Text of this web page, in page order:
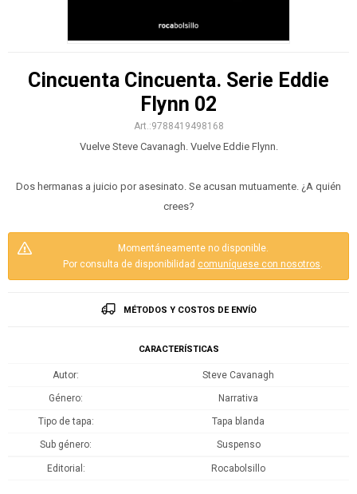
Cincuenta Cincuenta. Serie Eddie
Flynn 02
9788419498168
Vuelve Steve Cavanagh. Vuelve Eddie Flynn.
Dos hermanas a juicio por asesinato. Se acusan mutuamente. ¿A quién
crees?
Momentáneamente no disponible.
Por consulta de disponibilidad comuníquese con nosotros.
MÉTODOS Y COSTOS DE ENVÍO
CARACTERÍSTICAS
Autor Steve Cavanagh
Género Narrativa
Tipo de tapa Tapa blanda
Sub género Suspenso
Editorial Rocabolsillo